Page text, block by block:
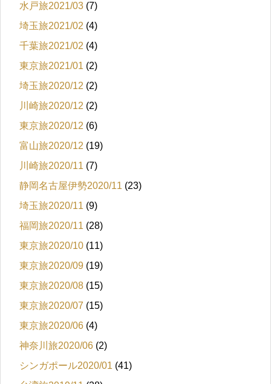
水戸旅2021/03 (7)
埼玉旅2021/02 (4)
千葉旅2021/02 (4)
東京旅2021/01 (2)
埼玉旅2020/12 (2)
川崎旅2020/12 (2)
東京旅2020/12 (6)
富山旅2020/12 (19)
川崎旅2020/11 (7)
静岡名古屋伊勢2020/11 (23)
埼玉旅2020/11 (9)
福岡旅2020/11 (28)
東京旅2020/10 (11)
東京旅2020/09 (19)
東京旅2020/08 (15)
東京旅2020/07 (15)
東京旅2020/06 (4)
神奈川旅2020/06 (2)
シンガポール2020/01 (41)